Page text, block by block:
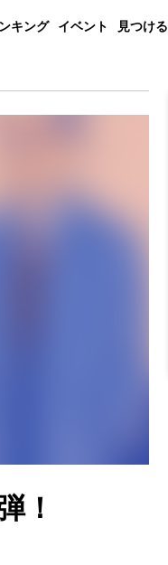
キング イベント 見つける
！